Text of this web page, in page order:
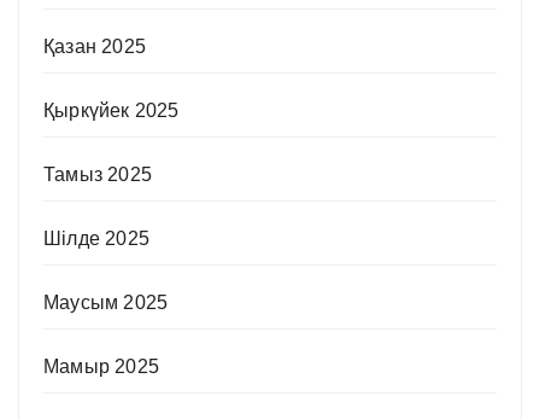
Қазан 2025
Қыркүйек 2025
Тамыз 2025
Шілде 2025
Маусым 2025
Мамыр 2025